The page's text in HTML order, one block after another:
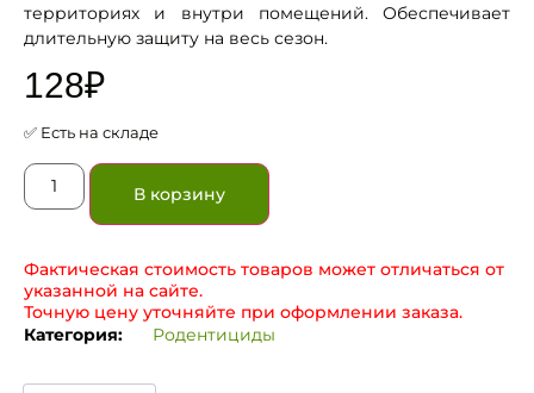
территориях и внутри помещений. Обеспечивает
длительную защиту на весь сезон.
128₽
✅ Есть на складе
В корзину
Фактическая стоимость товаров может отличаться от
указанной на сайте.
Точную цену уточняйте при оформлении заказа.
Категория:
Родентициды